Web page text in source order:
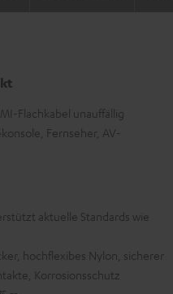
Flachkabel unauffällig
Fernseher, AV-
aktuelle Standards wie
hochflexibes Nylon, sicherer
Korrosionsschutz